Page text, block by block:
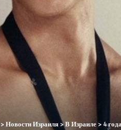
>Новости Израиля >В Израиле > 4